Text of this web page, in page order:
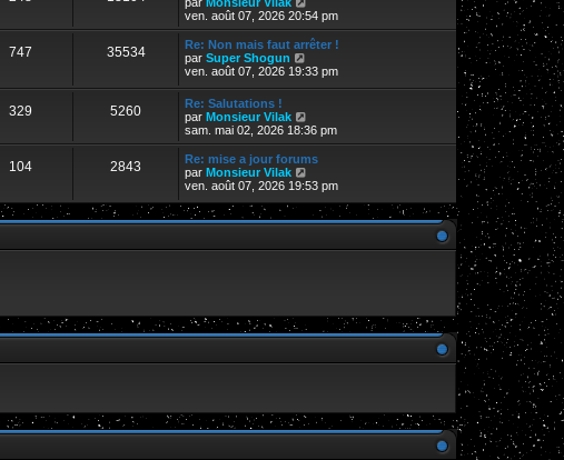
e
s
s
a
g
e
m
e
s
s
a
o
i
r
e
i
e
r
e
s
s
a
e
ven. août 07, 2026 20:54 pm
747 35534
Re: Non mais faut arrêter !
par Super Shogun
o
e
d
r
i
e
m
ven. août 07, 2026 19:33 pm
329 5260
Re: Salutations !
par Monsieur Vilak
o
i
r
e
r
i
s
a
sam. mai 02, 2026 18:36 pm
104 2843
Re: mise a jour forums
par Monsieur Vilak
o
l
d
e
r
g
e
ven. août 07, 2026 19:53 pm